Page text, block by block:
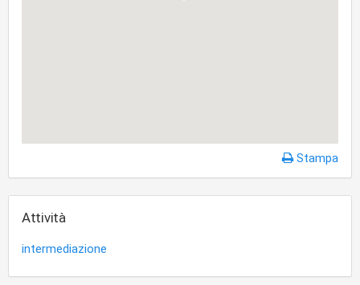
Stampa
Attività
intermediazione